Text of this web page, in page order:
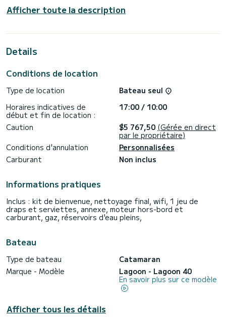
Vous allez vivre une croisière exceptionnelle sur ce
passagers en croisière et profiter de ses 3 cabines au
génois sur enrouleur. Il dispose des équipements suivants :
pont, Winch électrique.
Si vous avez des questions sur le bateau ou les conditions
de location, vous pouvez envoyer un message via la
plateforme Samboat. Un conseiller SamBoat répondra à vos
Afficher toute la description
Details
Conditions de location
Type de location
Bateau seul
Horaires indicatives de
début et fin de location :
17:00 / 10:00
Caution
$5 767,50 (Gérée en direct
par le propriétaire)
Conditions d'annulation
Personnalisées
Carburant
Non inclus
Informations pratiques
Inclus : kit de bienvenue, nettoyage final, wifi, 1 jeu de
draps et serviettes, annexe, moteur hors-bord et
carburant, gaz, réservoirs d'eau pleins,
Bateau
Type de bateau
Catamaran
Marque - Modèle
Lagoon - Lagoon 40
En savoir plus sur ce modèle
Afficher tous les détails